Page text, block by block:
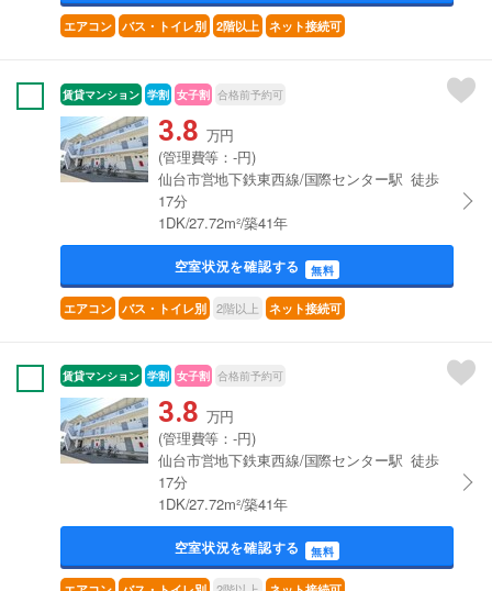
エアコン バス・トイレ別 2階以上 ネット接続可
賃貸マンション 学割 女子割 合格前予約可
3.8 万円
(管理費等：-円)
仙台市営地下鉄東西線/国際センター駅 徒歩
17分
1DK/27.72m²/築41年
空室状況を確認する 無料
エアコン バス・トイレ別 2階以上 ネット接続可
賃貸マンション 学割 女子割 合格前予約可
3.8 万円
(管理費等：-円)
仙台市営地下鉄東西線/国際センター駅 徒歩
17分
1DK/27.72m²/築41年
空室状況を確認する 無料